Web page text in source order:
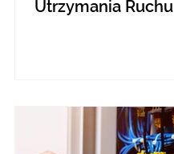
Utrzymania Ruchu